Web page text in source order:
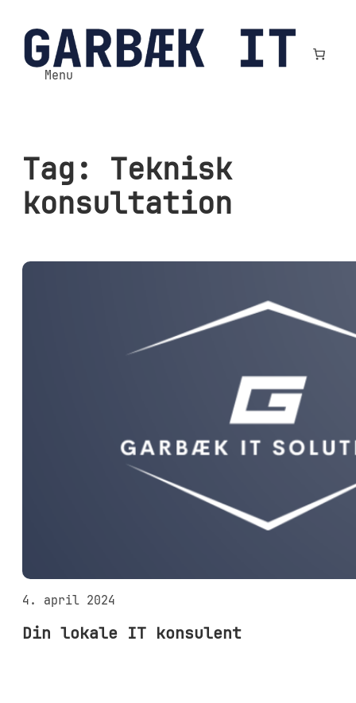
til
indhold
Menu
Tag: Teknisk
konsultation
4. april 2024
Din lokale IT konsulent